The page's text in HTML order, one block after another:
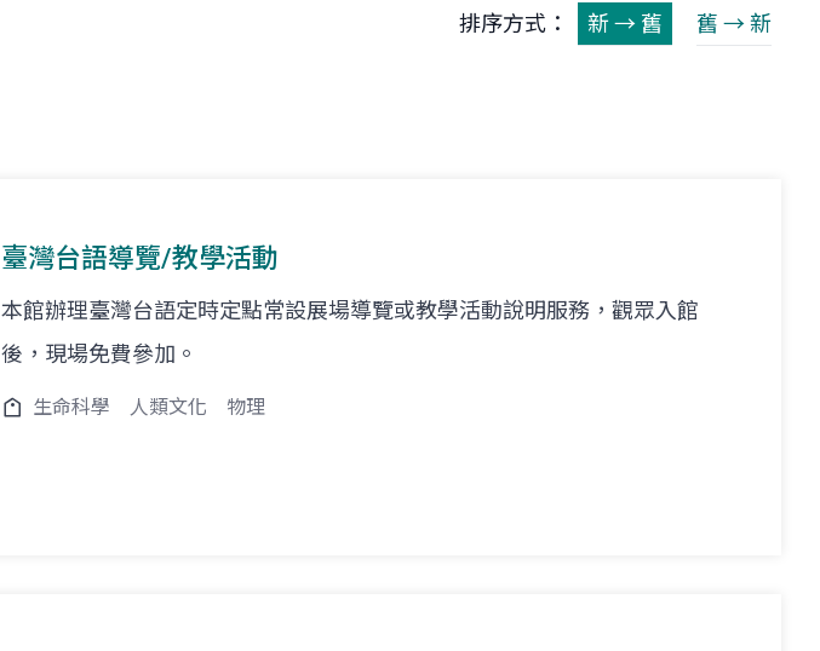
排序方式： 新 → 舊 舊 → 新
臺灣台語導覽/教學活動
本館辦理臺灣台語定時定點常設展場導覽或教學活動說明服務，觀眾入館
後，現場免費參加。
生命科學 人類文化 物理